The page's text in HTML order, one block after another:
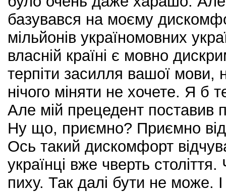
базувався на моєму
мільйонів україномовних
власній країні є мовно
терпіти засилля вашої мови,
нічого міняти не хочете. Я б
Але мій прецедент поставив
Ну що, приємно? Приємно
Ось такий дискомфорт
українці вже чверть
пиху. Так далі бути не може.